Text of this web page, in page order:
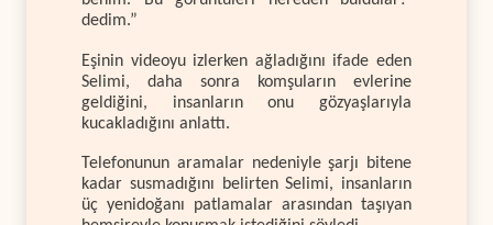
dedim.”
Eşinin videoyu izlerken ağladığını ifade eden
Selimi, daha sonra komşuların evlerine
geldiğini, insanların onu gözyaşlarıyla
kucakladığını anlattı.
Telefonunun aramalar nedeniyle şarjı bitene
kadar susmadığını belirten Selimi, insanların
üç yenidoğanı patlamalar arasından taşıyan